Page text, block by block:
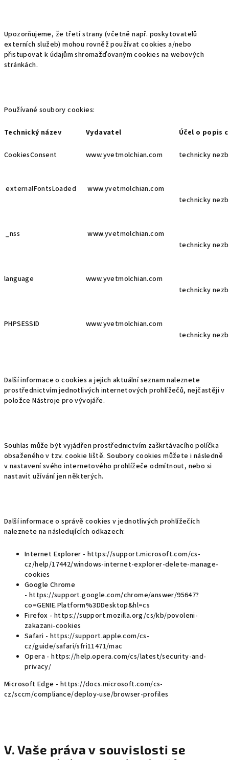
Upozorňujeme, že třetí strany (včetně např. poskytovatelů
externích služeb) mohou rovněž používat cookies a/nebo
přistupovat k údajům shromažďovaným cookies na webových
stránkách.
Používané soubory cookies:
Technický název Vydavatel Účel o popis
CookiesConsent www.yvetmolchian.com technicky
externalFontsLoaded
www.yvetmolchian.com
technicky
_nss
www.yvetmolchian.com
technicky
language
www.yvetmolchian.com
technicky
PHPSESSID
www.yvetmolchian.com
technicky
Další informace o cookies a jejich aktuální seznam naleznete
prostřednictvím jednotlivých internetových prohlížečů, nejčastěji v
položce Nástroje pro vývojáře.
Souhlas může být vyjádřen prostřednictvím zaškrtávacího políčka
obsaženého v tzv. cookie liště. Soubory cookies můžete i následně
v nastavení svého internetového prohlížeče odmítnout, nebo si
nastavit užívání jen některých.
Další informace o správě cookies v jednotlivých prohlížečích
naleznete na následujících odkazech:
Internet Explorer -https://support.microsoft.com/cs-
cz/help/17442/windows-internet-explorer-delete-manage-
cookies
Google Chrome
- https://support.google.com/chrome/answer/95647?
co=GENIE.Platform%3DDesktop&hl=cs
Firefox -https://support.mozilla.org/cs/kb/povoleni-
zakazani-cookies
Safari - https://support.apple.com/cs-
cz/guide/safari/sfri11471/mac
Opera -https://help.opera.com/cs/latest/security-and-
privacy/
Microsoft Edge - https://docs.microsoft.com/cs-
cz/sccm/compliance/deploy-use/browser-profiles
V. Vaše práva v souvislosti se